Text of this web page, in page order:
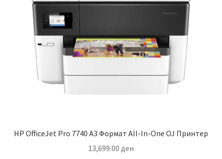
HP OfficeJet Pro 7740 A3 Формат All-In-One OJ Принтер
13,699.00 ден